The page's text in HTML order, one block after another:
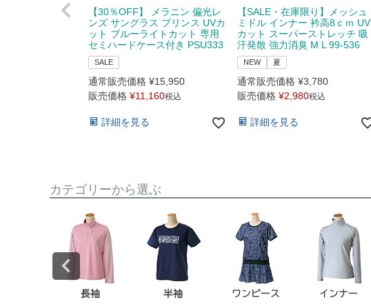
【30％OFF】 メラニン 偏光レ
ンズ サングラス プリンス UVカ
ット ブルーライトカット 専用
セミハードケース付き PSU333
SALE
通常販売価格 ¥15,950
販売価格 ¥11,160税込
詳細を見る
【SALE・在庫限り】メッシュ
ミドル インナー 衿高8ｃｍ UV
カット スーパーストレッチ 吸
汗発散 強力消臭 M L 99-536
NEW 夏
通常販売価格 ¥3,780
販売価格 ¥2,980税込
詳細を見る
カテゴリーから選ぶ